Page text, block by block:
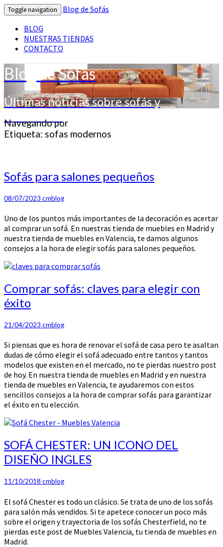
Toggle navigation
Blog de Sofás
BLOG
NUESTRAS TIENDAS
CONTACTO
Blog de Sofás
Últimas noticias sobre sofás y
decoración
Navegando por
Etiqueta: sofas modernos
Sofás
para
pequeños
Sofás para salones pequeños
08/07/2023 cmblog
Uno de los puntos más importantes de la decoración es acertar
al comprar un sofá. En nuestras tienda de muebles en Madrid y
nuestra tienda de muebles en Valencia, te damos algunos
consejos a la hora de elegir sofás para salones pequeños.
Comprar
sofás:
claves
elegir
éxito
Comprar sofás: claves para elegir con
éxito
21/04/2023 cmblog
Si piensas que es hora de renovar el sofá de casa pero te asaltan
dudas de cómo elegir el sofá adecuado entre tantos y tantos
modelos que existen en el mercado, no te pierdas nuestro post
de hoy. En nuestra tienda de muebles en Madrid y en nuestra
tienda de muebles en Valencia, te ayudaremos con estos
sencillos consejos a la hora de comprar sofás para garantizar
el éxito en tu elección.
SOFÁ
CHESTER:
UN
DEL
INGLES
SOFÁ CHESTER: UN ICONO DEL
DISEÑO INGLES
11/10/2018 cmblog
El sofá Chester es todo un clásico. Se trata de uno de los sofás
para salón más vendidos. Si te apetece conocer un poco más
sobre el origen y trayectoria de los sofás Chesterfield, no te
pierdas este post de Muebles Valencia, tu tienda de muebles en
Madrid.